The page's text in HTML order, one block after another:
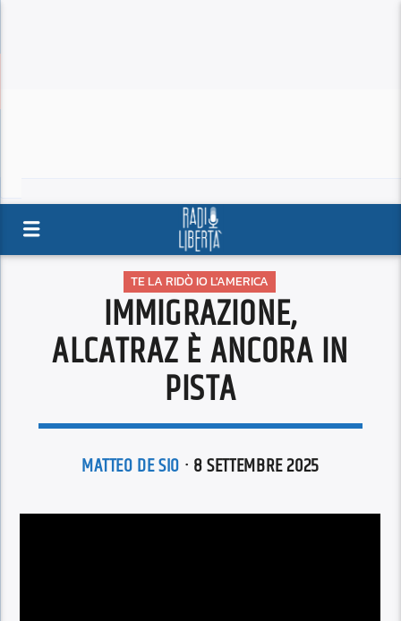
TE LA RIDÒ IO L'AMERICA
IMMIGRAZIONE,
ALCATRAZ È ANCORA IN
PISTA
MATTEO DE SIO · 8 SETTEMBRE 2025